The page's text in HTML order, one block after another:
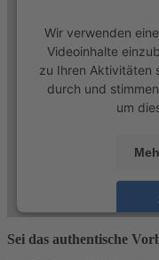
Wir verwenden
Videoinhalte
zu Ihren Aktivitäten
durch und
um
powered by
Sei das authentische